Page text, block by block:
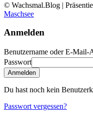
© Wachsmal.Blog |
Maschsee
Anmelden
Benutzername oder E-Mail-
Passwort
Anmelden
Du hast noch kein
Passwort vergessen?